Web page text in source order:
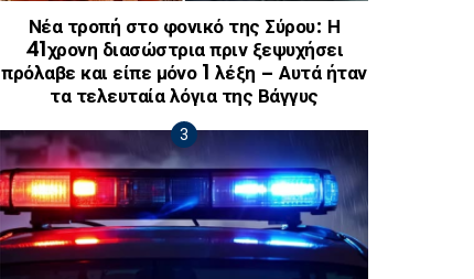
Νέα τροπή στο φονικό της Σύρου: Η
41χρονη διασώστρια πριν ξεψυχήσει
πρόλαβε και είπε μόνο 1 λέξη – Αυτά ήταν
τα τελευταία λόγια της Βάγγυς